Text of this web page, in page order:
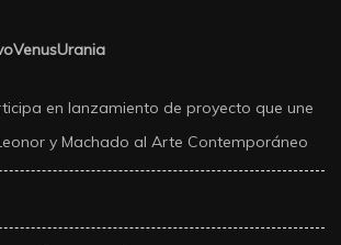
en lanzamiento de proyecto que une
y Machado al Arte Contemporáneo